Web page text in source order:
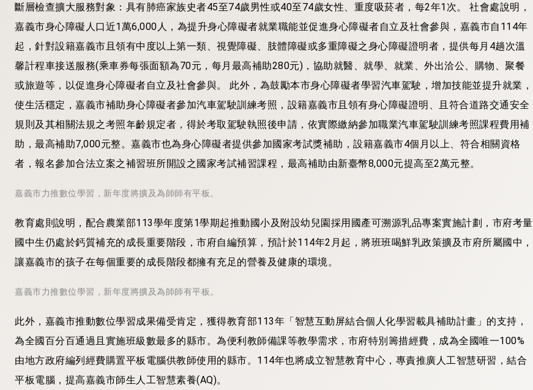
斷層檢查擴大服務對象：具有肺癌家族史者45至74歲男性或40至74歲女性、重度吸菸者，每2年1次。 社會處說明，
嘉義市身心障礙人口近1萬6,000人，為提升身心障礙者就業職能並促進身心障礙者自立及社會參與，嘉義市自114年
起，針對設籍嘉義市且領有中度以上第一類、視覺障礙、肢體障礙或多重障礙之身心障礙證明者，提供每月4趟次溫
馨計程車接送服務(乘車券每張面額為70元，每月最高補助280元)，協助就醫、就學、就業、外出洽公、購物、聚餐
或旅遊等，以促進身心障礙者自立及社會參與。 此外，為鼓勵本市身心障礙者學習汽車駕駛，增加技能並提升就業，
使生活穩定，嘉義市補助身心障礙者參加汽車駕駛訓練考照，設籍嘉義市且領有身心障礙證明、且符合道路交通安全
規則及其相關法規之考照年齡規定者，得於考取駕駛執照後申請，依實際繳納參加職業汽車駕駛訓練考照課程費用補
助，最高補助7,000元整。嘉義市也為身心障礙者提供參加國家考試獎補助，設籍嘉義市4個月以上、符合相關資格
者，報名參加合法立案之補習班所開設之國家考試補習課程，最高補助由新臺幣8,000元提高至2萬元整。
嘉義市力推數位學習，新年度將擴及為師師有平板。
教育處則說明，配合農業部113學年度第1學期起推動國小及附設幼兒園採用國產可溯源乳品專案實施計劃，市府考量
國中生仍處於鈣質補充的成長重要階段，市府自編預算，預計於114年2月起，將班班喝鮮乳政策擴及市府所屬國中，
讓嘉義市的孩子在每個重要的成長階段都擁有充足的營養及健康的環境。
嘉義市力推數位學習，新年度將擴及為師師有平板。
此外，嘉義市推動數位學習成果備受肯定，獲得教育部113年「智慧互動屏結合個人化學習載具補助計畫」的支持，
為全國百分百通過且實施班級數最多的縣市。為便利教師備課等教學需求，市府特別籌措經費，成為全國唯一100%
由地方政府編列經費購置平板電腦供教師使用的縣市。114年也將成立智慧教育中心，專責推廣人工智慧研習，結合
平板電腦，提高嘉義市師生人工智慧素養(AQ)。